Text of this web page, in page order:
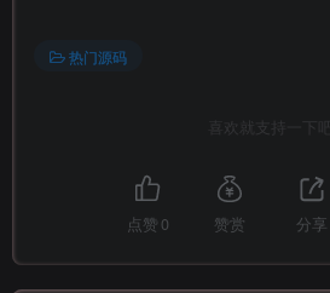
热门源码
喜欢就支持一下吧
点赞 0 赞赏 分享